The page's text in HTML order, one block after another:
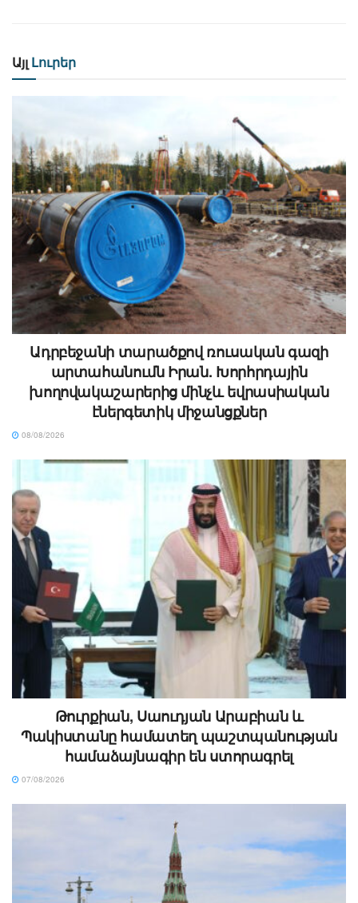
Այլ Լուրեր
Ադրբեջանի տարածքով ռուսական գազի
արտահանումն Իրան. Խորհրդային
խողովակաշարերից մինչև եվրասիական
էներգետիկ միջանցքներ
08/08/2026
Թուրքիան, Սաուդյան Արաբիան և
Պակիստանը համատեղ պաշտպանության
համաձայնագիր են ստորագրել
07/08/2026